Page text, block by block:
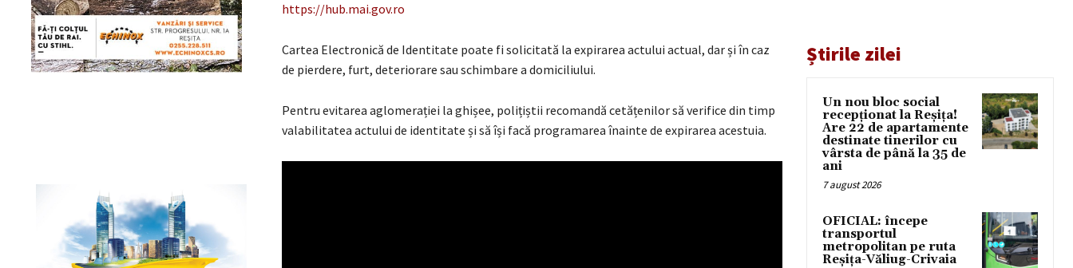
https://hub.mai.gov.ro
Cartea Electronică de Identitate poate fi solicitată la expirarea actului actual, dar și în caz
de pierdere, furt, deteriorare sau schimbare a domiciliului.
Pentru evitarea aglomerației la ghișee, polițiștii recomandă cetățenilor să verifice din timp
valabilitatea actului de identitate și să își facă programarea înainte de expirarea acestuia.
Știrile zilei
Un nou bloc social
recepționat la Reșița!
Are 22 de apartamente
destinate tinerilor cu
vârsta de până la 35 de
ani
7 august 2026
OFICIAL: începe
transportul
metropolitan pe ruta
Reșița-Văliug-Crivaia